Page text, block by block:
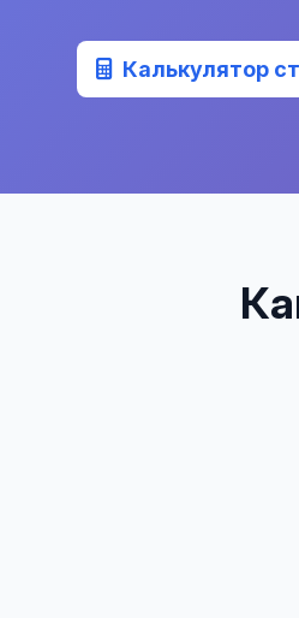
Калькулятор